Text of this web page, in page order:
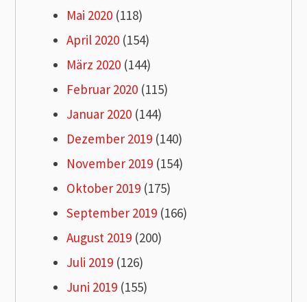
Mai 2020 (118)
April 2020 (154)
März 2020 (144)
Februar 2020 (115)
Januar 2020 (144)
Dezember 2019 (140)
November 2019 (154)
Oktober 2019 (175)
September 2019 (166)
August 2019 (200)
Juli 2019 (126)
Juni 2019 (155)